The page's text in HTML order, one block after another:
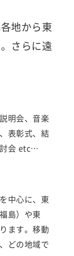
地から東
さらに遠
明会、音楽
表彰式、結
会 etc…
中心に、東
島）や東
ます。移動
どの地域で